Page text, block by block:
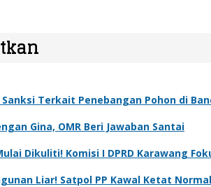
Sanksi Terkait Penebangan Pohon di
Gina, OMR Beri Jawaban Santai
Dikuliti! Komisi I DPRD Karawang
Liar! Satpol PP Kawal Ketat